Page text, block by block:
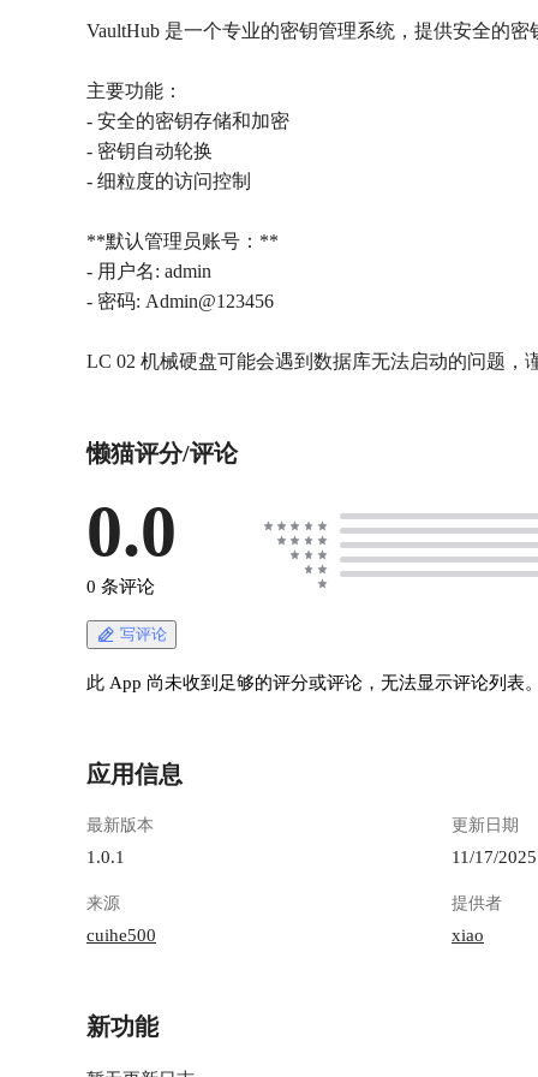
VaultHub 是一个专业的密钥管理系统，提供安全的
主要功能：
- 安全的密钥存储和加密
- 密钥自动轮换
- 细粒度的访问控制
**默认管理员账号：**
- 用户名: admin
- 密码: Admin@123456
懒猫评分/评论
0.0
0 条评论
写评论
此 App 尚未收到足够的评分或评论，无法显示评论列表
应用信息
最新版本
1.0.1
更新日期
11/17/2025
来源
cuihe500
提供者
xiao
新功能